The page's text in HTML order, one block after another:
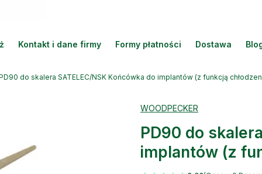
Kontakt i dane firmy Formy płatności Dostawa
do skalera SATELEC/NSK Końcówka do implantów (z funkcją
WOODPECKER
PD90 do
implantów (z